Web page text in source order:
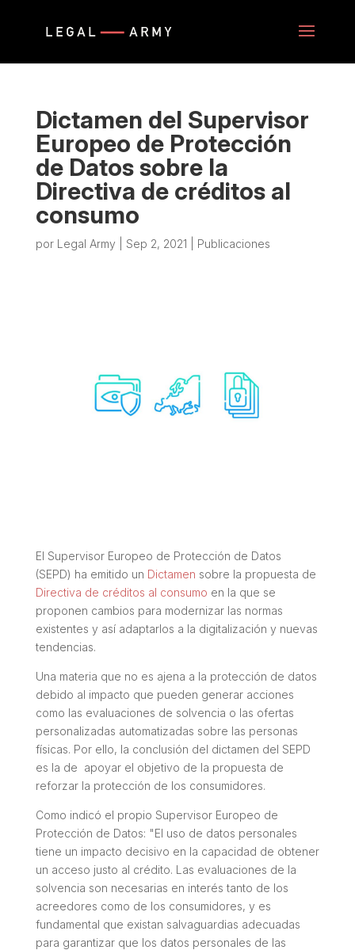
Dictamen del Supervisor
Europeo de Protección
de Datos sobre la
Directiva de créditos al
consumo
por Legal Army Sep 2, 2021 Publicaciones
El Supervisor Europeo de Protección de Datos
(SEPD) ha emitido un Dictamen sobre la propuesta de
Directiva de créditos al consumo en la que se
proponen cambios para modernizar las normas
existentes y así adaptarlos a la digitalización y nuevas
tendencias.
Una materia que no es ajena a la protección de datos
debido al impacto que pueden generar acciones
como las evaluaciones de solvencia o las ofertas
personalizadas automatizadas sobre las personas
físicas. Por ello, la conclusión del dictamen del SEPD
es la de apoyar el objetivo de la propuesta de
reforzar la protección de los consumidores.
Como indicó el propio Supervisor Europeo de
Protección de Datos: "El uso de datos personales
tiene un impacto decisivo en la capacidad de obtener
un acceso justo al crédito. Las evaluaciones de la
solvencia son necesarias en interés tanto de los
acreedores como de los consumidores, y es
fundamental que existan salvaguardias adecuadas
para garantizar que los datos personales de las